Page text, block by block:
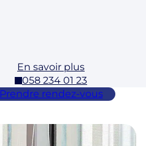
En savoir plus
058 234 01 23
Prendre rendez-vous